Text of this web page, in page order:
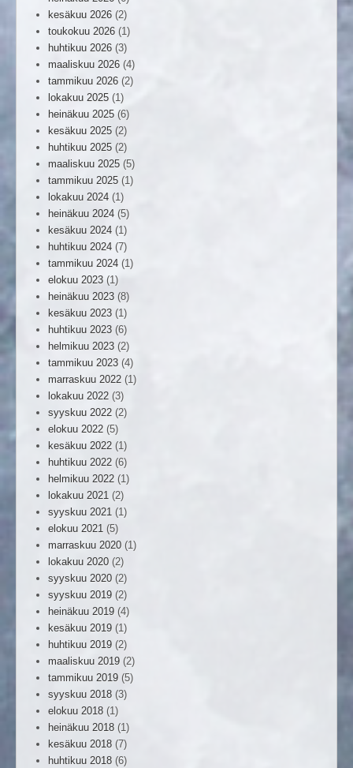
kesäkuu 2026 (2)
toukokuu 2026 (1)
huhtikuu 2026 (3)
maaliskuu 2026 (4)
tammikuu 2026 (2)
lokakuu 2025 (1)
heinäkuu 2025 (6)
kesäkuu 2025 (2)
huhtikuu 2025 (2)
maaliskuu 2025 (5)
tammikuu 2025 (1)
lokakuu 2024 (1)
heinäkuu 2024 (5)
kesäkuu 2024 (1)
huhtikuu 2024 (7)
tammikuu 2024 (1)
elokuu 2023 (1)
heinäkuu 2023 (8)
kesäkuu 2023 (1)
huhtikuu 2023 (6)
helmikuu 2023 (2)
tammikuu 2023 (4)
marraskuu 2022 (1)
lokakuu 2022 (3)
syyskuu 2022 (2)
elokuu 2022 (5)
kesäkuu 2022 (1)
huhtikuu 2022 (6)
helmikuu 2022 (1)
lokakuu 2021 (2)
syyskuu 2021 (1)
elokuu 2021 (5)
marraskuu 2020 (1)
lokakuu 2020 (2)
syyskuu 2020 (2)
syyskuu 2019 (2)
heinäkuu 2019 (4)
kesäkuu 2019 (1)
huhtikuu 2019 (2)
maaliskuu 2019 (2)
tammikuu 2019 (5)
syyskuu 2018 (3)
elokuu 2018 (1)
heinäkuu 2018 (1)
kesäkuu 2018 (7)
huhtikuu 2018 (6)